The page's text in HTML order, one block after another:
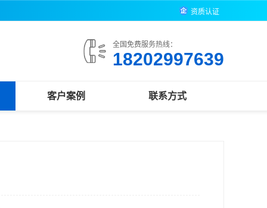
资质认证
全国免费服务热线：
18202997639
客户案例 联系方式